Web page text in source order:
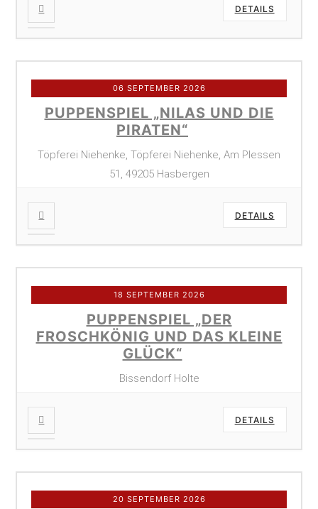
DETAILS
06 SEPTEMBER 2026
PUPPENSPIEL „NILAS UND DIE
PIRATEN“
Töpferei Niehenke, Töpferei Niehenke, Am Plessen
51, 49205 Hasbergen
DETAILS
18 SEPTEMBER 2026
PUPPENSPIEL „DER
FROSCHKÖNIG UND DAS KLEINE
GLÜCK“
Bissendorf Holte
DETAILS
20 SEPTEMBER 2026